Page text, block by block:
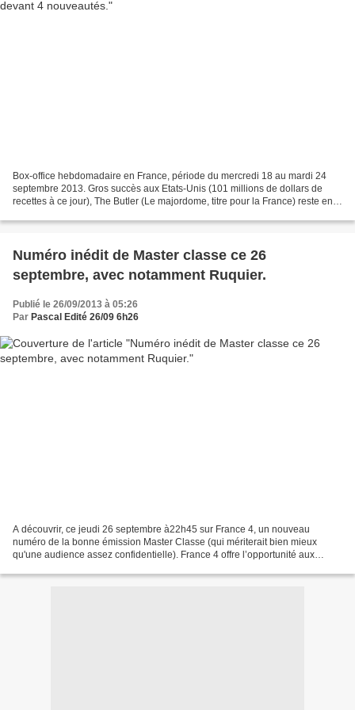
Box-office hebdomadaire en France, période du mercredi 18 au mardi 24
septembre 2013. Gros succès aux Etats-Unis (101 millions de dollars de
recettes à ce jour), The Butler (Le majordome, titre pour la France) reste en
Numéro inédit de Master classe ce 26
septembre, avec notamment Ruquier.
Publié le 26/09/2013 à 05:26
Par Pascal Edité 26/09 6h26
A découvrir, ce jeudi 26 septembre à22h45 sur France 4, un nouveau
numéro de la bonne émission Master Classe (qui mériterait bien mieux
qu'une audience assez confidentielle). France 4 offre l’opportunité aux